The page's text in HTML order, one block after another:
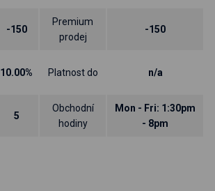
-150
Premium
prodej
-150
10.00% Platnost do n/a
5
Obchodní
hodiny
Mon - Fri: 1:30pm
- 8pm